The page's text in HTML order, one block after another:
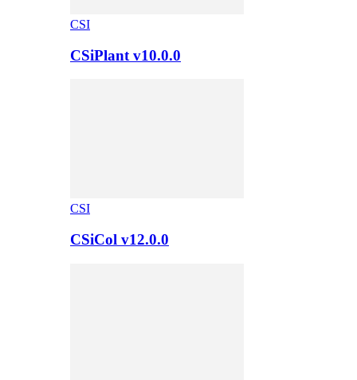
CSI
CSiPlant v10.0.0
CSI
CSiCol v12.0.0